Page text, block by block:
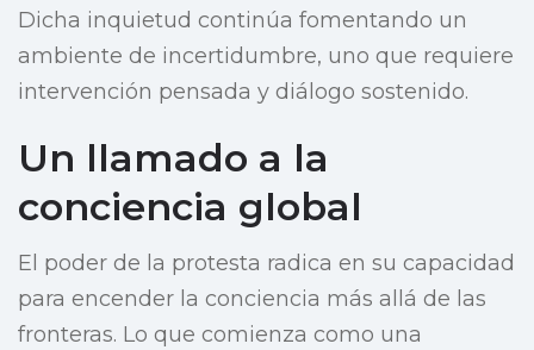
Dicha inquietud continúa fomentando un
ambiente de incertidumbre, uno que requiere
intervención pensada y diálogo sostenido.
Un llamado a la
conciencia global
El poder de la protesta radica en su capacidad
para encender la conciencia más allá de las
fronteras. Lo que comienza como una